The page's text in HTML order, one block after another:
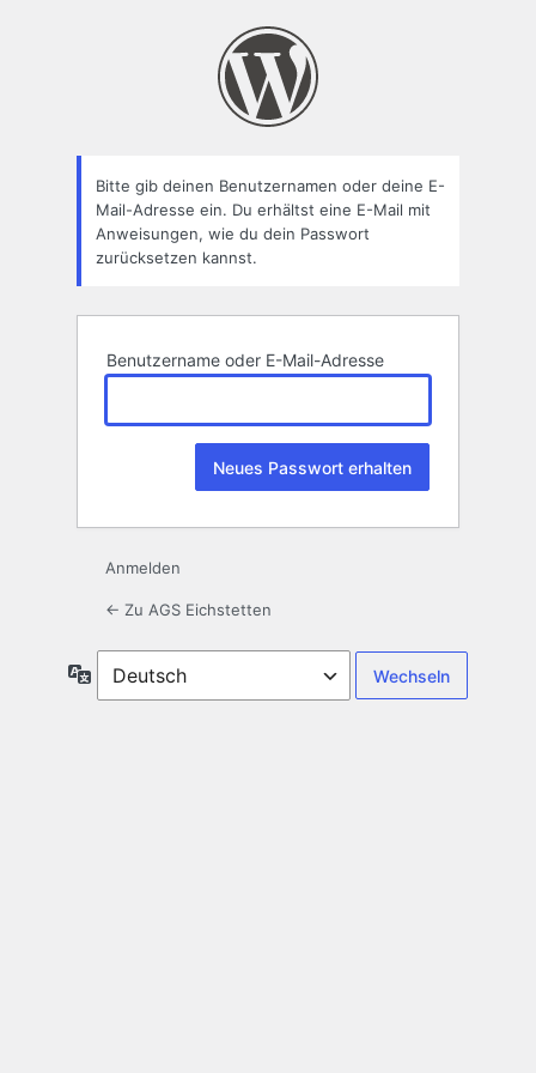
Bitte gib deinen Benutzernamen oder deine E-
Mail-Adresse ein. Du erhältst eine E-Mail mit
Anweisungen, wie du dein Passwort
zurücksetzen kannst.
Benutzername oder E-Mail-Adresse
Anmelden
← Zu AGS Eichstetten
Sprache